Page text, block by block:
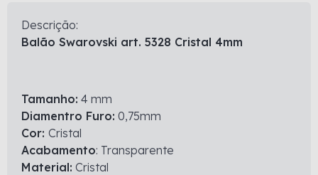
Descrição:
Balão Swarovski art. 5328 Cristal 4mm
Tamanho: 4 mm
Diamentro Furo: 0,75mm
Cor: Cristal
Acabamento: Transparente
Material: Cristal